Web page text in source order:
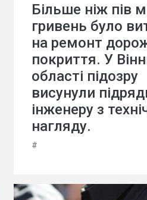
Більше ніж пів
гривень було
на ремонт
покриття. У
області підозру
висунули
інженеру з
нагляду.
#